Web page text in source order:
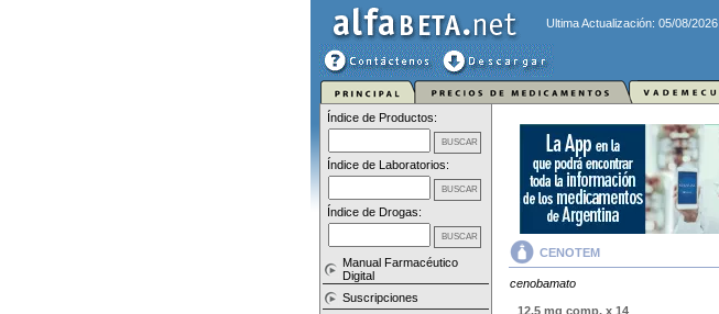
Ultima Actualización: 05/08/2026
Índice de Productos:
Índice de Laboratorios:
Índice de Drogas:
Manual Farmacéutico
Digital
Suscripciones
CENOTEM
cenobamato
12.5 mg comp. x 14